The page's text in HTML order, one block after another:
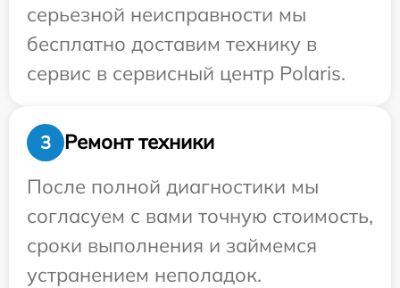
серьезной неисправности мы
бесплатно доставим технику в
сервис в сервисный центр Polaris.
3
Ремонт техники
После полной диагностики мы
согласуем с вами точную стоимость,
сроки выполнения и займемся
устранением неполадок.